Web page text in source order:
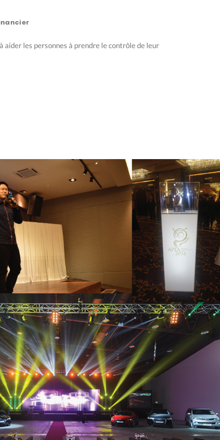
aider les personnes à prendre le contrôle de leur